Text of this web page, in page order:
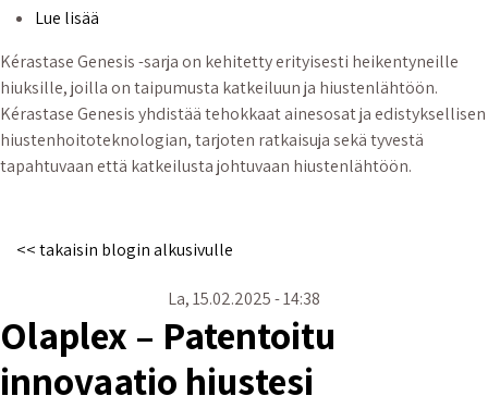
Lue lisää
Kérastase Genesis -sarja on kehitetty erityisesti heikentyneille
hiuksille, joilla on taipumusta katkeiluun ja hiustenlähtöön.
Kérastase Genesis yhdistää tehokkaat ainesosat ja edistyksellisen
hiustenhoitoteknologian, tarjoten ratkaisuja sekä tyvestä
tapahtuvaan että katkeilusta johtuvaan hiustenlähtöön.
<< takaisin blogin alkusivulle
La, 15.02.2025 - 14:38
Olaplex – Patentoitu
innovaatio hiustesi